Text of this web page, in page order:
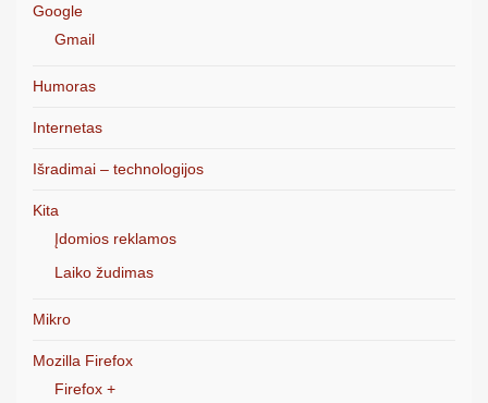
Google
Gmail
Humoras
Internetas
Išradimai – technologijos
Kita
Įdomios reklamos
Laiko žudimas
Mikro
Mozilla Firefox
Firefox +